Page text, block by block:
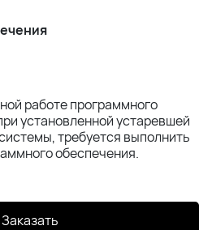
работе программного
установленной устаревшей
требуется выполнить
обеспечения.
Заказать